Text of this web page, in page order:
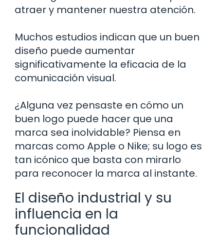
atraer y mantener nuestra atención.
Muchos estudios indican que un buen
diseño puede aumentar
significativamente la eficacia de la
comunicación visual.
¿Alguna vez pensaste en cómo un
buen logo puede hacer que una
marca sea inolvidable? Piensa en
marcas como Apple o Nike; su logo es
tan icónico que basta con mirarlo
para reconocer la marca al instante.
El diseño industrial y su
influencia en la
funcionalidad